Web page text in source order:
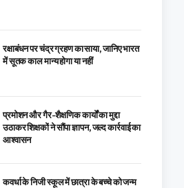
रक्षाबंधन पर चंद्र ग्रहण का साया, जानिए भारत
में सूतक काल मान्य होगा या नहीं
प्रमोशन और गैर-शैक्षणिक कार्यों का मुद्दा
उठाकर शिक्षकों ने सौंपा ज्ञापन, जल्द कार्रवाई का
आश्वासन
कवर्धा के निजी स्कूल में छात्रा के बच्चे को जन्म